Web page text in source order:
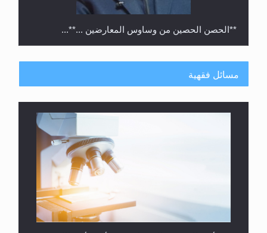
مسائل فقهية
فتوى أمير المؤمنين الميرزا مسرور أحمد أيده الله في